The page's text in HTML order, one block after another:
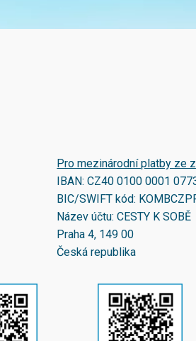
Pro mezinárodní platby ze
IBAN:CZ40 0100 0001
BIC/SWIFT kód:
Název účtu: CESTY K SOBĚ
Praha 4, 149 00
Česká republika